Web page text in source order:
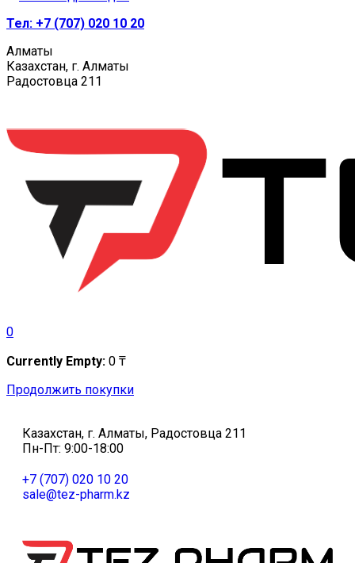
Тел: +7 (707) 020 10 20
Алматы
Казахстан, г. Алматы
Радостовца 211
0
Currently Empty: 0 ₸
Продолжить покупки
Казахстан, г. Алматы, Радостовца 211
Пн-Пт: 9:00-18:00
+7 (707) 020 10 20
sale@tez-pharm.kz